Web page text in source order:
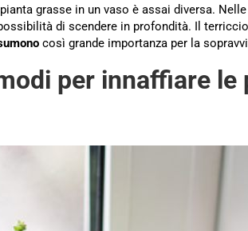
grasse in un vaso è assai diversa.
di scendere in profondità. Il
così grande importanza per la
per innaffiare le